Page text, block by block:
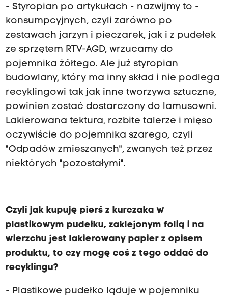
- Styropian po artykułach - nazwijmy to -
konsumpcyjnych, czyli zarówno po
zestawach jarzyn i pieczarek, jak i z pudełek
ze sprzętem RTV-AGD, wrzucamy do
pojemnika żółtego. Ale już styropian
budowlany, który ma inny skład i nie podlega
recyklingowi tak jak inne tworzywa sztuczne,
powinien zostać dostarczony do lamusowni.
Lakierowana tektura, rozbite talerze i mięso
oczywiście do pojemnika szarego, czyli
"Odpadów zmieszanych", zwanych też przez
niektórych "pozostałymi".
Czyli jak kupuję pierś z kurczaka w
plastikowym pudełku, zaklejonym folią i na
wierzchu jest lakierowany papier z opisem
produktu, to czy mogę coś z tego oddać do
recyklingu?
- Plastikowe pudełko ląduje w pojemniku